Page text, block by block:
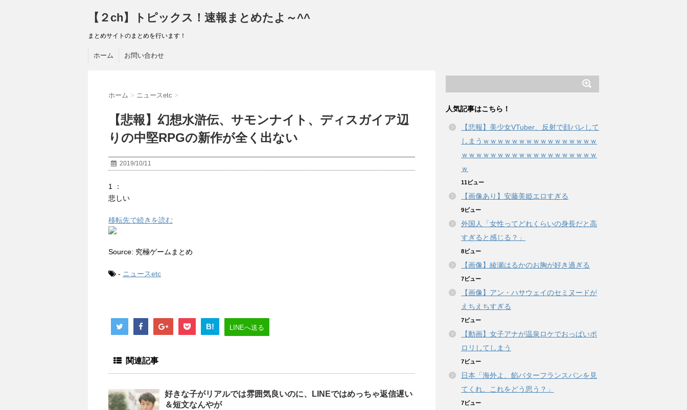
【２ch】トピックス！速報まとめたよ～^^
まとめサイトのまとめを行います！
ホーム お問い合わせ
ホーム > ニュースetc >
【悲報】幻想水滸伝、サモンナイト、ディスガイア辺
りの中堅RPGの新作が全く出ない
2019/10/11
1 ：
悲しい
移転先で続きを読む
Source: 究極ゲームまとめ
- ニュースetc
B! LINEへ送る
関連記事
好きな子がリアルでは雰囲気良いのに、LINEではめっちゃ返信遅い
＆短文なんやが
人気記事はこちら！
【悲報】美少女VTuber、反射で顔バレして
しまうｗｗｗｗｗｗｗｗｗｗｗｗｗｗｗｗ
ｗｗｗｗｗｗｗｗｗｗｗｗｗｗｗｗｗｗｗ
ｗ
11ビュー
【画像あり】安藤美姫エロすぎる
9ビュー
外国人「女性ってどれくらいの身長だと高
すぎると感じる？」
8ビュー
【画像】綾瀬はるかのお胸が好き過ぎる
7ビュー
【画像】アン・ハサウェイのセミヌードが
えちえちすぎる
7ビュー
【動画】女子アナが温泉ロケでおっぱいポ
ロリしてしまう
7ビュー
日本「海外よ、餡バターフランスパンを見
てくれ、これをどう思う？」
7ビュー